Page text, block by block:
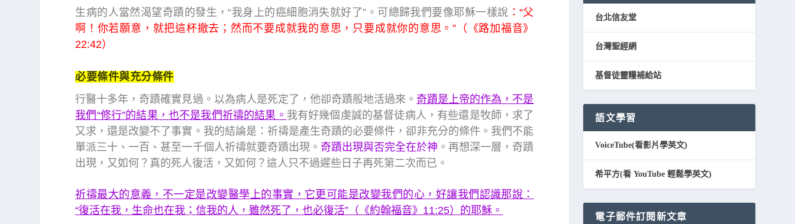
生病的人當然渴望奇蹟的發生，“我身上的癌細胞消失就好了”。可總歸我們要像耶穌一樣說 ：“父
啊！你若願意，就把這杯撤去；然而不要成就我的意思，只要成就你的意思。”（《路加福音》
22:42）
必要條件與充分條件
行醫十多年，奇蹟確實見過。以為病人是死定了，他卻奇蹟般地活過來。 奇蹟是上帝的作為，不是
我們“修行”的結果 ，也不是我們祈禱的結果。 我有好幾個虔誠的基督徒病人，有些還是牧師，求了
又求，還是改變不了事實。我的結論是：祈禱是產生奇蹟的必要條件，卻非充分的條件。我們不能
單派三十、一百、甚至一千個人祈禱就要奇蹟出現。 奇蹟出現與否完全在於神 。再想深一層，奇蹟
出現，又如何？真的死人復活，又如何？這人只不過遲些日子再死第二次而已。
祈禱最大的意義，不一定是改變醫學上的事實，它更可能是改變我們的心 ，好讓我們認識那說：
“復活在我，生命也在我；信我的人，雖然死了，也必復活”（《約翰福音》11:25）的耶穌。
台北信友堂
台灣聖經網
基督徒靈糧補給站
語文學習
VoiceTube(看影片學英文)
希平方(看 YouTube 輕鬆學英文)
電子郵件訂閱新文章